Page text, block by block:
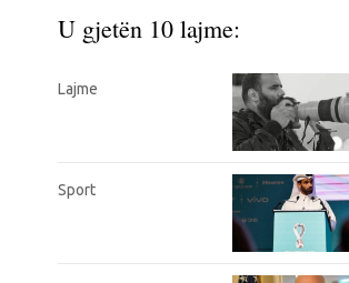
U gjetën 10 lajme:
Lajme
Sport